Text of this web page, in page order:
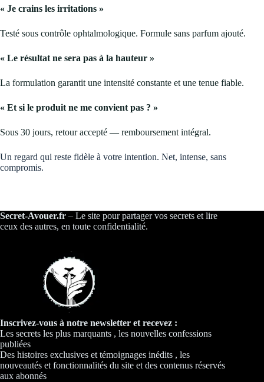
« Je crains les irritations »
Testé sous contrôle ophtalmologique. Formule sans parfum ajouté.
« Le résultat ne sera pas à la hauteur »
La formulation garantit une intensité constante et une tenue fiable.
« Et si le produit ne me convient pas ? »
Sous 30 jours, retour accepté — remboursement intégral.
Un regard qui reste fidèle à votre intention. Net, intense, sans
compromis.
Secret-Avouer.fr – Le site pour partager vos secrets et lire
ceux des autres, en toute confidentialité.
Inscrivez-vous à notre newsletter et recevez :
Les secrets les plus marquants , les nouvelles confessions
publiées
Des histoires exclusives et témoignages inédits , les
nouveautés et fonctionnalités du site et des contenus réservés
aux abonnés